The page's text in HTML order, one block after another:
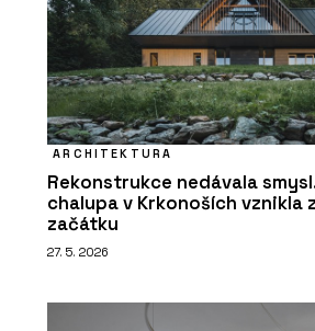
ARCHITEKTURA
Rekonstrukce nedávala
chalupa v Krkonoších vznikla
začátku
27. 5. 2026